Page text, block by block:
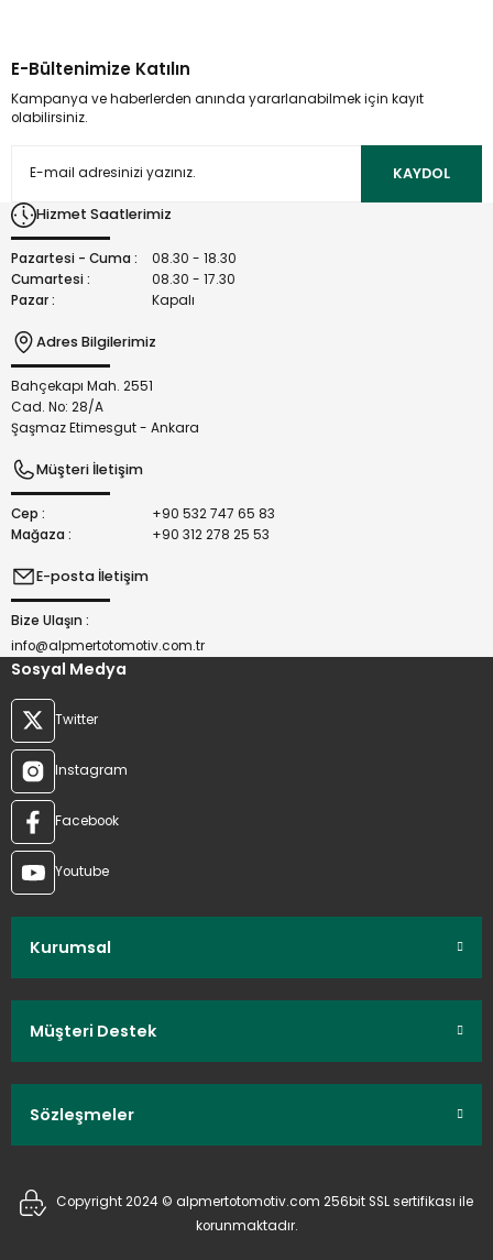
kullanarak tarafımıza iletebilirsiniz.
Görüş ve önerileriniz için teşekkür ederiz.
Ürün açıklamasında eksik bilgiler bulunuyor.
Bu ürüne benzer farklı alternatifler olmalı.
E-Bültenimize Katılın
Kampanya ve haberlerden anında yararlanabilmek için kayıt
olabilirsiniz.
KAYDOL
Hizmet Saatlerimiz
Pazartesi - Cuma :
08.30 - 18.30
Cumartesi :
08.30 - 17.30
Pazar :
Kapalı
Adres Bilgilerimiz
Bahçekapı Mah. 2551
Cad. No: 28/A
Şaşmaz Etimesgut - Ankara
Müşteri İletişim
Cep :
+90 532 747 65 83
Mağaza :
+90 312 278 25 53
E-posta İletişim
Bize Ulaşın :
info@alpmertotomotiv.com.tr
Sosyal Medya
Twitter
Instagram
Facebook
Youtube
Kurumsal
Müşteri Destek
Sözleşmeler
Copyright 2024 © alpmertotomotiv.com 256bit SSL sertifikası ile
korunmaktadır.